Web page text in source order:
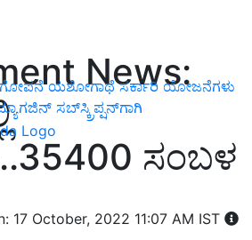
ಯಶೋಗಾಥೆ ಸರ್ಕಾರಿ ಯೋಜನೆಗಳು
ಸಬ್‌ಸ್ಕ್ರಿಪ್ಷನ್‌ಗಾಗಿ
News:
ಸಂಬಳ
17 October, 2022 11:07 AM IST